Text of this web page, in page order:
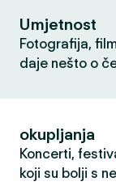
Umjetnost
Fotografija,
daje nešto o
okupljanja
Koncerti,
koji su bolji s